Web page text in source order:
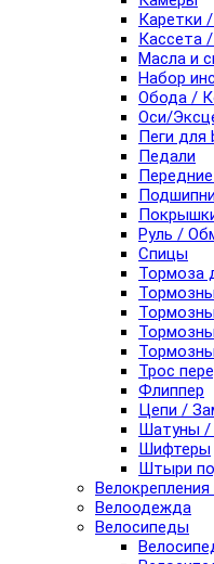
Каретки
Кассета
Масла и
Набор
Обода /
Оси/
Пеги для
Педали
Руль /
Спицы
Тормоза
Трос
Флиппер
Цепи /
Шатуны /
Шифтеры
Штыри
Велокрепления
Велоодежда
Велосипеды